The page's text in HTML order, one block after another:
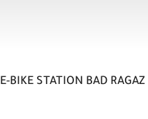
E-BIKE STATION BAD RAGAZ